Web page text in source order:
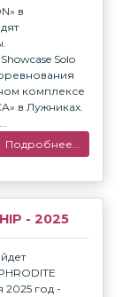
в
⠀
Solo⠀
комплексе
в Лужниках.
Подробнее...
- 2025
2025 год -